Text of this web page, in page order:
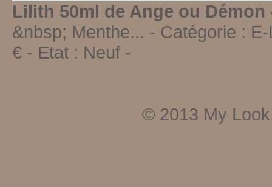
Lilith 50ml de Ange ou
&nbsp; Menthe... - Catégorie :
€ - Etat : Neuf -
© 2013 My Look